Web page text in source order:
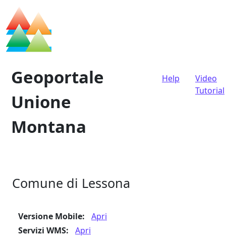
Vai al contenuto
Navigazione principale
Geoportale
Unione
Montana
Help
Video
Tutorial
Comune di Lessona
Versione Mobile:
Apri
Servizi WMS:
Apri